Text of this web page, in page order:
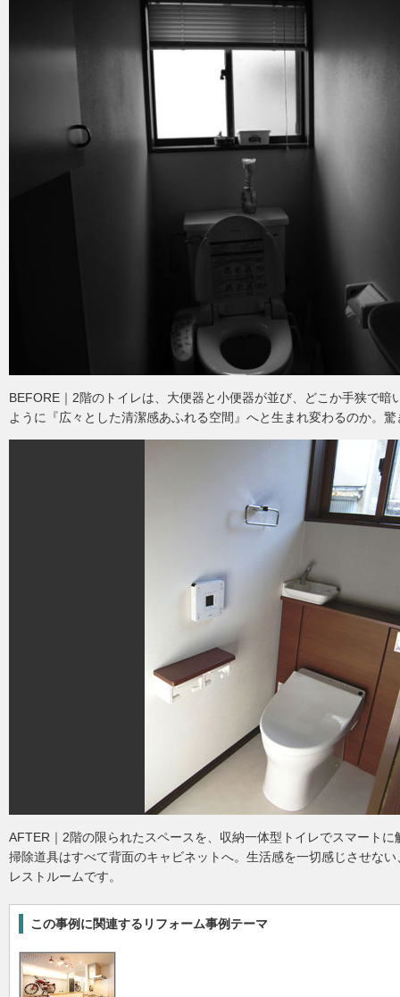
BEFORE｜2階のトイレは、大便器と小便器が並び、どこか手狭で暗
ように『広々とした清潔感あふれる空間』へと生まれ変わるのか。
AFTER｜2階の限られたスペースを、収納一体型トイレでスマート
掃除道具はすべて背面のキャビネットへ。生活感を一切感じさせな
レストルームです。
この事例に関連するリフォーム事例テーマ